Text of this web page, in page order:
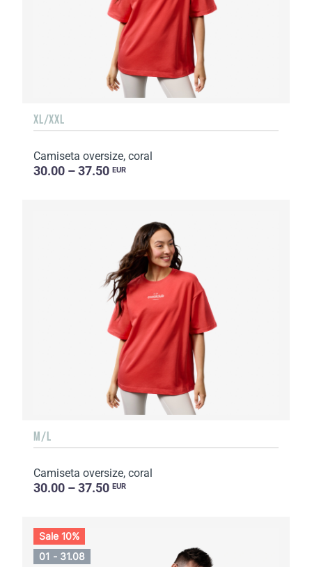
XL/XXL
Camiseta oversize, coral
30.00 – 37.50 EUR
M/L
Camiseta oversize, coral
30.00 – 37.50 EUR
Sale 10%
01 - 31.08